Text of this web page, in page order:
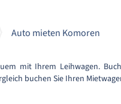
Auto mieten Komoren
mit Ihrem Leihwagen.
buchen Sie Ihren